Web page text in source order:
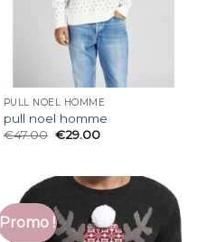
PULL NOEL HOMME
pull noel homme
€47.00 €29.00
Promo !